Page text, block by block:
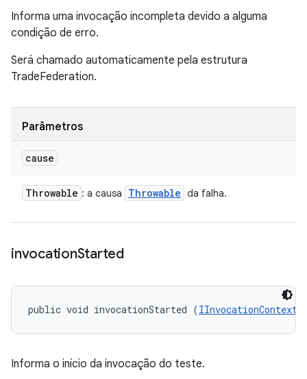
Informa uma invocação incompleta devido a alguma
condição de erro.
Será chamado automaticamente pela estrutura
TradeFederation.
Parâmetros
cause
Throwable : a causa Throwable da falha.
invocationStarted
public void invocationStarted (IInvocationContext
Informa o início da invocação do teste.